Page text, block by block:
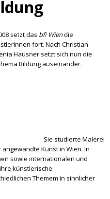
setzt das bfi Wiendie
fort. Nach Christian
Hausner setzt sich nun die
Bildung auseinander.
Sie studierte Malerei
Kunst in Wien. In
sowie internationalen und
künstlerische
Themem in sinnlicher